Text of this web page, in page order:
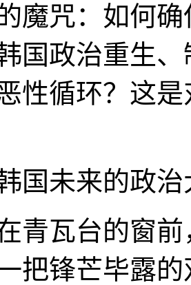
魔咒：如何
国政治重生
性循环？这
国未来的政治
青瓦台的窗
把锋芒毕露